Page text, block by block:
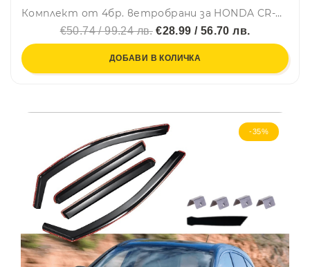
Комплект от 4бр. ветробрани за HONDA CR-V VI 2022+
€50.74 / 99.24 лв.€28.99 / 56.70 лв.
ДОБАВИ В КОЛИЧКА
-35%